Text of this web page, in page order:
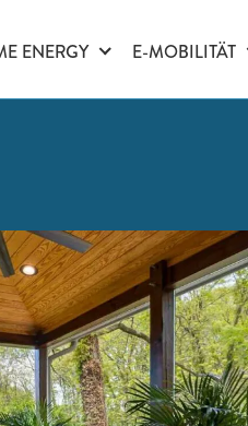
ENERGY E-MOBILITÄT